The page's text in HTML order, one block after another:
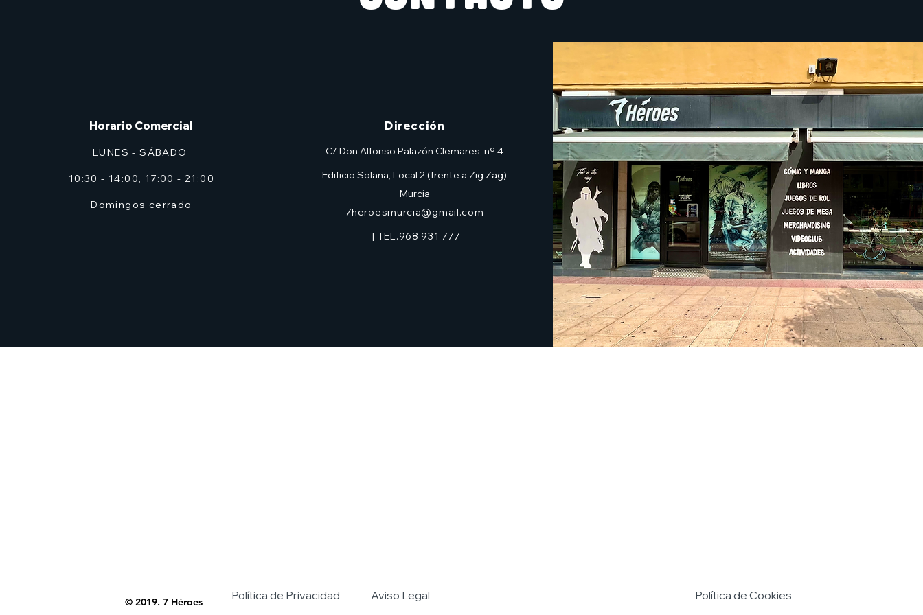
Horario Comercial
LUNES - SÁBADO
10:30 - 14:00, 17:00 - 21:00
Domingos cerrado
Dirección
C/ Don Alfonso Palazón Clemares, nº 4
Edificio Solana, Local 2 (frente a Zig Zag)
Murcia
7heroesmurcia@gmail.com
| TEL.968 931 777
© 2019. 7 Héroes Política de Privacidad Aviso Legal Política de Cookies